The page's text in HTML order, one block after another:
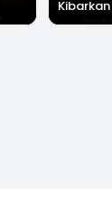
Merah